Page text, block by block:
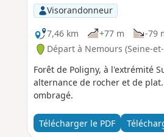
Visorandonneur
7,46 km
+77 m -79
Départ à Nemours (Seine-
Forêt de Poligny, à l'extrémité
alternance de rocher et de
ombragé.
Télécharger le PDF